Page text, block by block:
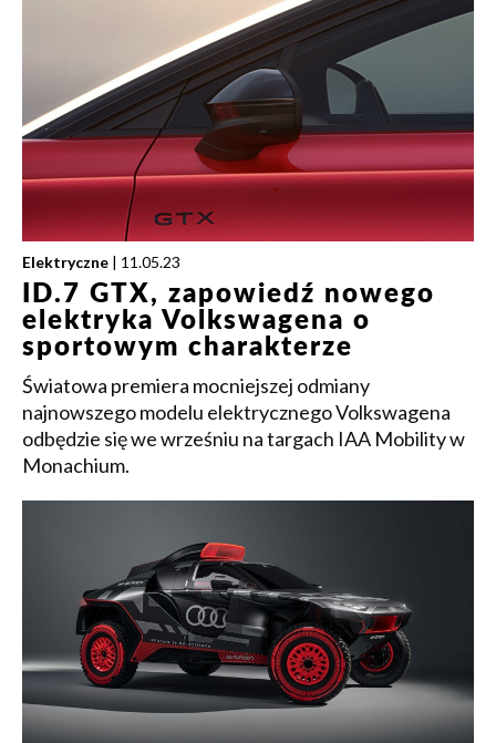
Elektryczne | 11.05.23
ID.7 GTX, zapowiedź nowego
elektryka Volkswagena o
sportowym charakterze
Światowa premiera mocniejszej odmiany
najnowszego modelu elektrycznego Volkswagena
odbędzie się we wrześniu na targach IAA Mobility w
Monachium.